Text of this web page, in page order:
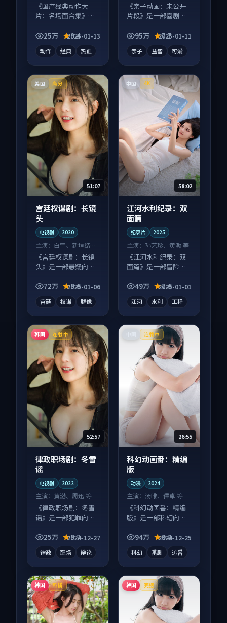
《国产经典动作大
片：名场面合集》是
品，节奏紧凑信息量
看。
25万 9.4
2025-01-13
动作 经典 热血
《亲子动画：未公开
片段》是一部喜剧向
层层推进，尾声常有
95万 7.7
2025-01-11
亲子 益智 可爱
美国 高分
51:07
宫廷权谋剧：长镜
头
电视剧 2020
主演： 白宇、新垣结衣
等
《宫廷权谋剧：长镜
头》是一部悬疑向电
并行，细节值得二刷
72万 9.6
2025-01-06
宫廷 权谋 群像
中国 4K
58:02
江河水利纪录：双
面篇
纪录片 2025
主演：孙艺珍、黄渤 等
《江河水利纪录：双
面篇》是一部冒险向
事并行，细节值得二
49万 7.6
2025-01-01
江河 水利 工程
韩国 连载中
52:57
律政职场剧：冬雪
谣
电视剧 2022
主演： 黄渤、周迅 等
《律政职场剧：冬雪
谣》是一部犯罪向电
度高，适合配弹幕观
25万 9.7
2024-12-27
律政 职场 辩论
连载中
26:55
科幻动画番：精编
版
动漫 2024
主演： 汤唯、谭卓 等
《科幻动画番：精编
版》是一部科幻向动
为内核，情感戏份扎
94万 9.8
2024-12-25
科幻 番剧 追番
韩国 热播 韩国 完结